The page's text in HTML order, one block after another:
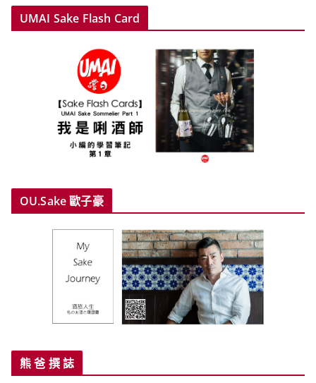
UMAI Sake Flash Card
OU.Sake 歐子豪
熊 爸 撰 誌